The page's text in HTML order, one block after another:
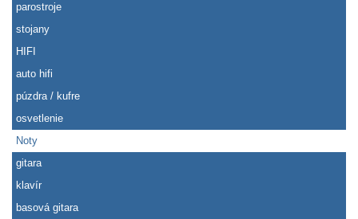
parostroje
stojany
HIFI
auto hifi
púzdra / kufre
osvetlenie
Noty
gitara
klavír
basová gitara